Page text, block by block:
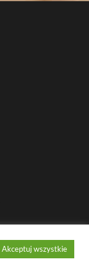
Akceptuj wszystkie